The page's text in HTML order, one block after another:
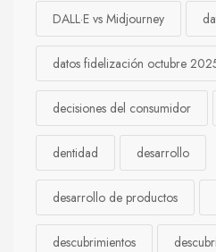
DALL·E vs Midjourney
datos fidelización octubre
decisiones del consumidor
dentidad desarrollo
desarrollo de productos
descubrimientos